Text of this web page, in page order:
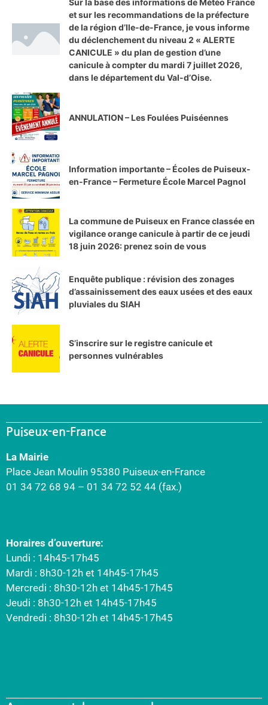
Sur la base des informations de Météo France
et sur les recommandations de la préfecture
de la région d’Ile-de-France, je vous informe
du déclenchement du niveau 2 « ALERTE
CANICULE » du plan de gestion d’une
canicule à compter du mardi 7 juillet 2026,
dans le département du Val-d’Oise.
ANNULATION – Les Foulées Puiséennes
Information importante – Écoles de Puiseux-
en-France – Fermeture École Marcel Pagnol
La commune de Puiseux en France classée en
vigilance orange canicule à partir de ce jeudi
18 juin 2026: prenez soin de vous
Enquête publique : révision des zonages
d’assainissement des eaux usées et des eaux
pluviales du SIAH
S’inscrire sur le registre canicule et
personnes vulnérables
Puiseux-en-France
La Mairie
Place Jean Moulin 95380 Puiseux-en-France
01 34 72 68 94 – 01 34 72 52 44 (fax.)
Horaires d’ouverture:
Lundi : 14h45-17h45
Mardi : 8h30-12h et 14h45-17h45
Mercredi : 8h30-12h et 14h45-17h45
Jeudi : 8h30-12h et 14h45-17h45
Vendredi : 8h30-12h et 14h45-17h45